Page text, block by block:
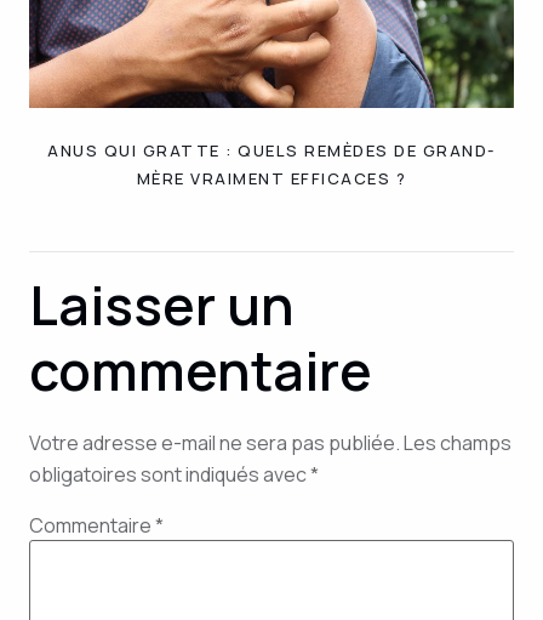
ANUS QUI GRATTE : QUELS REMÈDES DE GRAND-
MÈRE VRAIMENT EFFICACES ?
Laisser un
commentaire
Votre adresse e-mail ne sera pas publiée.Les champs
obligatoires sont indiqués avec*
Commentaire*